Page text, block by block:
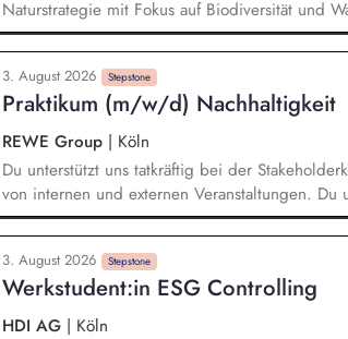
Naturstrategie mit Fokus auf Biodiversität und
Unternehmensgruppe auf natürliche
Chancen analysieren: Du identifizierst sowie
Risiken und Abhängigkeiten entlang unserer
daraus wirksame Maßnahmen ab. Ziele und
Messgrößen und Maßnahmenpläne und setzt
relevanten Fachbereichen erfolgreich um.
3. August 2026 Stepstone
Praktikum (m/w/d) Nachhaltigkeit
REWE Group | Köln
Du unterstützt uns tatkräftig bei der
von internen und externen Veranstaltungen.
Durchführung von Projekten im Kontext
Nachhaltigkeitsberichtserstattung. Mitwirkung
Nachhaltigkeitsprojekten (z.B. durch die
Projektdokumentationen und Analysen sowie
interner Termine).
3. August 2026 Stepstone
Werkstudent:in ESG Controlling
HDI AG | Köln